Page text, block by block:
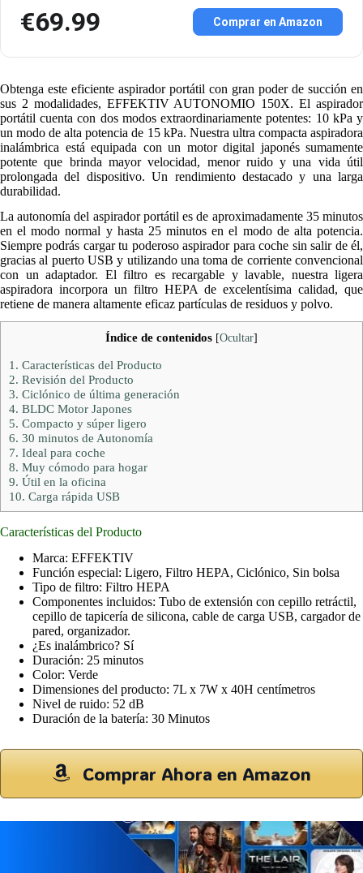
€69.99 Comprar en Amazon
Obtenga este eficiente aspirador portátil con gran poder de succión en
sus 2 modalidades, EFFEKTIV AUTONOMIO 150X. El aspirador
portátil cuenta con dos modos extraordinariamente potentes: 10 kPa y
un modo de alta potencia de 15 kPa. Nuestra ultra compacta aspiradora
inalámbrica está equipada con un motor digital japonés sumamente
potente que brinda mayor velocidad, menor ruido y una vida útil
prolongada del dispositivo. Un rendimiento destacado y una larga
durabilidad.
La autonomía del aspirador portátil es de aproximadamente 35 minutos
en el modo normal y hasta 25 minutos en el modo de alta potencia.
Siempre podrás cargar tu poderoso aspirador para coche sin salir de él,
gracias al puerto USB y utilizando una toma de corriente convencional
con un adaptador. El filtro es recargable y lavable, nuestra ligera
aspiradora incorpora un filtro HEPA de excelentísima calidad, que
retiene de manera altamente eficaz partículas de residuos y polvo.
Índice de contenidos [Ocultar]
1. Características del Producto
2. Revisión del Producto
3. Ciclónico de última generación
4. BLDC Motor Japones
5. Compacto y súper ligero
6. 30 minutos de Autonomía
7. Ideal para coche
8. Muy cómodo para hogar
9. Útil en la oficina
10. Carga rápida USB
Características del Producto
Marca: EFFEKTIV
Función especial: Ligero, Filtro HEPA, Ciclónico, Sin bolsa
Tipo de filtro: Filtro HEPA
Componentes incluidos: Tubo de extensión con cepillo retráctil,
cepillo de tapicería de silicona, cable de carga USB, cargador de
pared, organizador.
¿Es inalámbrico? Sí
Duración: 25 minutos
Color: Verde
Dimensiones del producto: 7L x 7W x 40H centímetros
Nivel de ruido: 52 dB
Duración de la batería: 30 Minutos
Comprar Ahora en Amazon